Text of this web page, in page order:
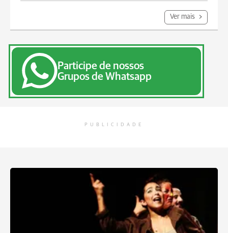
Ver mais
Participe de nossos
Grupos de Whatsapp
PUBLICIDADE